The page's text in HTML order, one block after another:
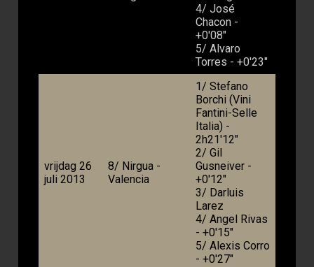
4/ José
Chacon -
+0'08"
5/ Alvaro
Torres - +0'23"
vrijdag 26
juli 2013
8/ Nirgua -
Valencia
1/ Stefano
Borchi (Vini
Fantini-Selle
Italia) -
2h21'12"
2/ Gil
Gusneiver -
+0'12"
3/ Darluis
Larez
4/ Angel Rivas
- +0'15"
5/ Alexis Corro
- +0'27"